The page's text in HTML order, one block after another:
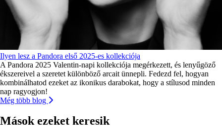
Ilyen lesz a Pandora első 2025-es kollekciója
A Pandora 2025 Valentin-napi kollekciója megérkezett, és lenyűgöző
ékszereivel a szeretet különböző arcait ünnepli. Fedezd fel, hogyan
kombinálhatod ezeket az ikonikus darabokat, hogy a stílusod minden
nap ragyogjon!
Még több blog
Mások ezeket keresik